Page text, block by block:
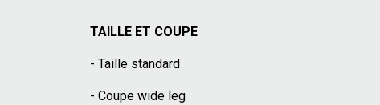
TAILLE ET COUPE
- Taille standard
- Coupe wide leg